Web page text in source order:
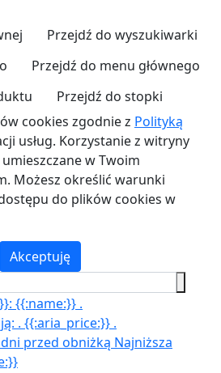
Przejdź do wyszukiwarki
Przejdź do menu głównego
Przejdź do stopki
cookies zgodnie z Polityką
usług. Korzystanie z witryny
w Twoim
Możesz określić warunki
do plików cookies w
Akceptuję
{{:name:}} .
. {{:aria_price:}} .
przed obniżką Najniższa